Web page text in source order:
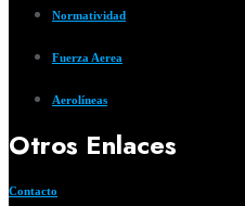
Normatividad
Fuerza Aerea
Aerolíneas
Otros Enlaces
Contacto